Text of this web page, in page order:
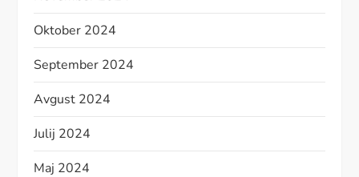
Oktober 2024
September 2024
Avgust 2024
Julij 2024
Maj 2024